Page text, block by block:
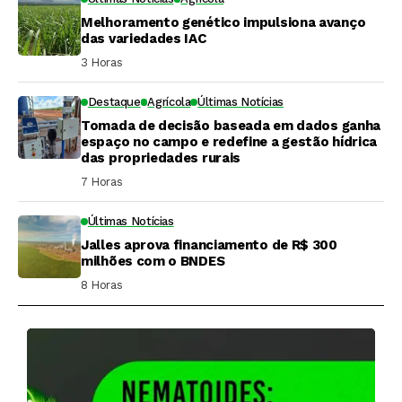
Melhoramento genético impulsiona avanço
das variedades IAC
3 Horas ⁮
Destaque Agrícola Últimas Notícias
Tomada de decisão baseada em dados ganha
espaço no campo e redefine a gestão hídrica
das propriedades rurais
7 Horas ⁮
Últimas Notícias
Jalles aprova financiamento de R$ 300
milhões com o BNDES
8 Horas ⁮